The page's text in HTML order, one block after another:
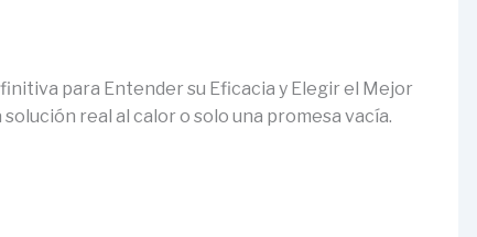
para Entender su Eficacia y Elegir el Mejor
real al calor o solo una promesa vacía.